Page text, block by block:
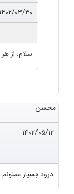
۱۴۰۲/۰۳/
سلام. از
محسن
۱۴۰۲/۰۵/۱۲
درود بسیار